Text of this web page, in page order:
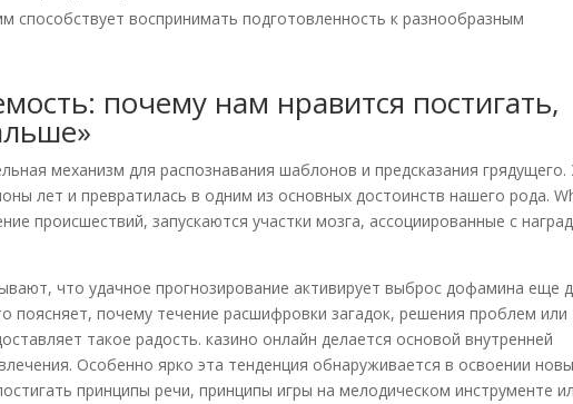
способствует воспринимать подготовленность к разнообразным
почему нам нравится постигать,
механизм для распознавания шаблонов и предсказания грядущего.
лет и превратилась в одним из основных достоинств нашего рода.
происшествий, запускаются участки мозга, ассоциированные с
что удачное прогнозирование активирует выброс дофамина еще
поясняет, почему течение расшифровки загадок, решения проблем или
такое радость. казино онлайн делается основой внутренней
Особенно ярко эта тенденция обнаруживается в освоении
принципы речи, принципы игры на мелодическом инструменте